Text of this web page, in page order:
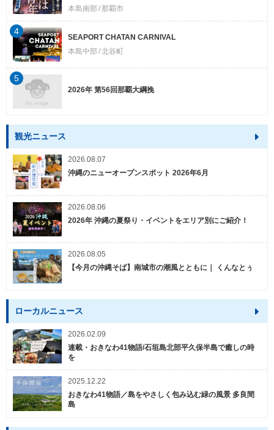
本島南部
那覇市
SEAPORT CHATAN CARNIVAL
本島中部 北谷町
4
2026年 第56回那覇大綱挽
5
観光ニュース
2026.08.07
沖縄のニューオープンスポット 2026年6月
2026.08.06
2026年 沖縄の夏祭り・イベントをエリア別にご紹介！
2026.08.05
【今月の沖縄そば】南城市の潮風とともに｜ くんなとぅ
ローカルニュース
2026.02.09
連載・おきなわ41物語/石垣島北部平久保半島で癒しの時
を
2025.12.22
おきなわ41物語／島をやさしく包み込む緑の風景 多良間
島